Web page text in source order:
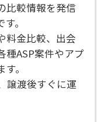
比較情報を発信
。
料金比較、出会
種ASP案件やアプ
。
譲渡後すぐに運